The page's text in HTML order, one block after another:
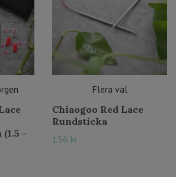
-
Flera val
Chiaogoo Red Lace
Rundsticka
156 kr